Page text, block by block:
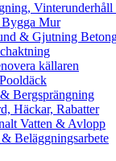
Mur
& Gjutning
källaren
Bergsprängning
Häckar, Rabatter
Vatten & Avlopp
Beläggningsarbete